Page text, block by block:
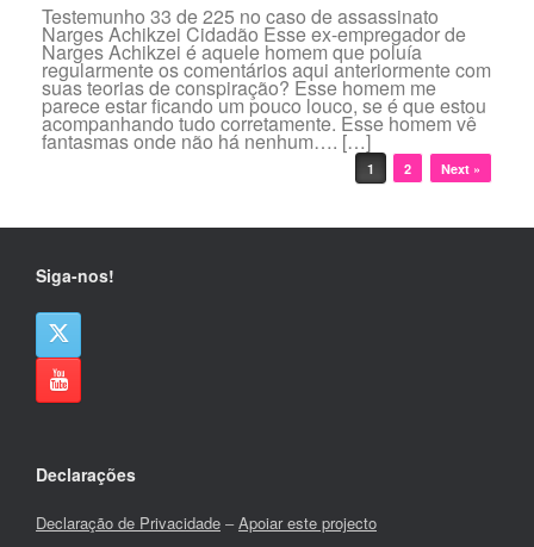
Testemunho 33 de 225 no caso de assassinato
Narges Achikzei Cidadão Esse ex-empregador de
Narges Achikzei é aquele homem que poluía
regularmente os comentários aqui anteriormente com
suas teorias de conspiração? Esse homem me
parece estar ficando um pouco louco, se é que estou
acompanhando tudo corretamente. Esse homem vê
fantasmas onde não há nenhum…. […]
1 2 Next »
Siga-nos!
Declarações
Declaração de Privacidade –Apoiar este projecto